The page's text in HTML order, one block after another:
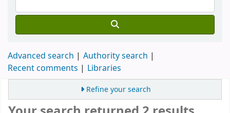
Advanced search
Authority search
Recent comments
Libraries
Refine your search